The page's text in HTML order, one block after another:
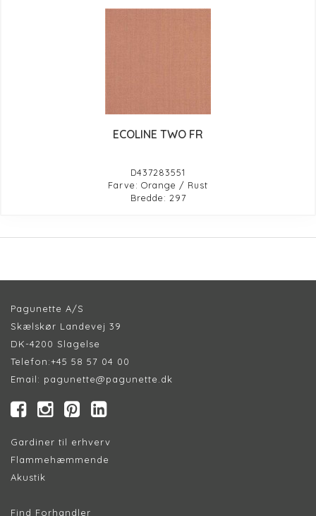
ECOLINE TWO FR
D437283551
Farve: Orange / Rust
Bredde: 297
Pagunette A/S
Skælskør Landevej 39
DK-4200 Slagelse
Telefon:+45 58 57 04 00
Email: pagunette@pagunette.dk
Gardiner til erhverv
Flammehæmmende
Akustik
Find Forhandler